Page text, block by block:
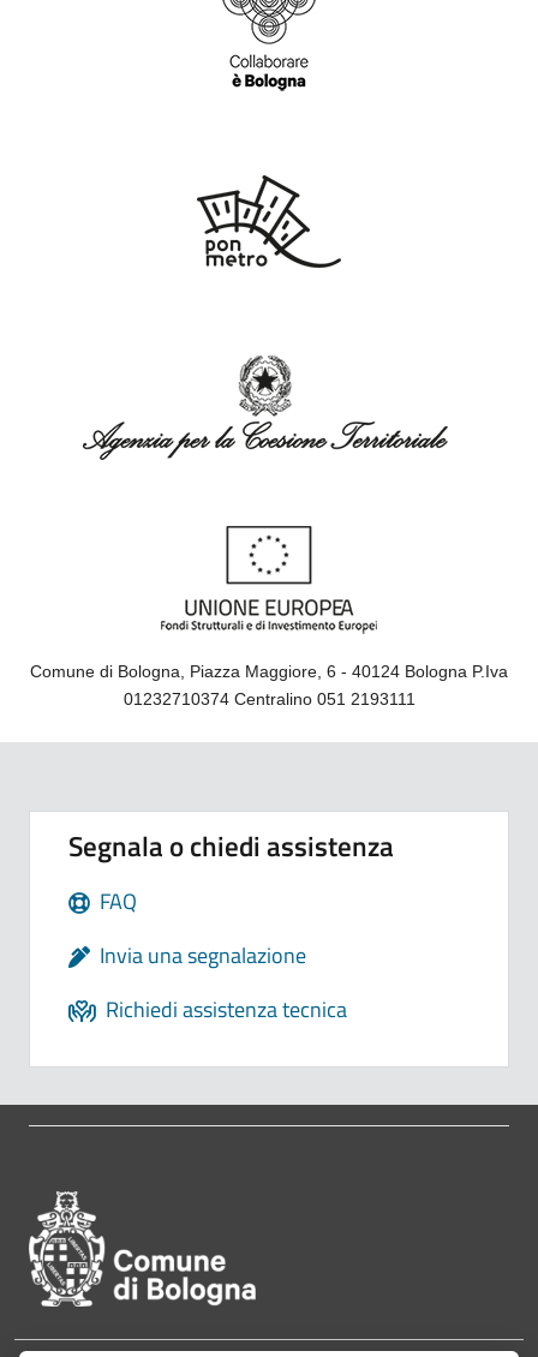
Comune di Bologna, Piazza Maggiore, 6 - 40124 Bologna P.Iva
01232710374 Centralino 051 2193111
Segnala o chiedi assistenza
FAQ
Invia una segnalazione
Richiedi assistenza tecnica